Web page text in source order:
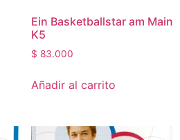
Ein Basketballstar am Main
K5
$ 83.000
Añadir al carrito